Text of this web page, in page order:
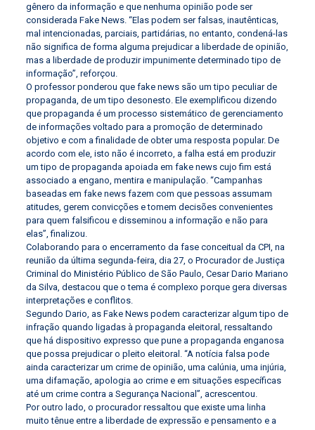
gênero da informação e que nenhuma opinião pode ser
considerada Fake News. “Elas podem ser falsas, inautênticas,
mal intencionadas, parciais, partidárias, no entanto, condená-las
não significa de forma alguma prejudicar a liberdade de opinião,
mas a liberdade de produzir impunimente determinado tipo de
informação”, reforçou.
O professor ponderou que fake news são um tipo peculiar de
propaganda, de um tipo desonesto. Ele exemplificou dizendo
que propaganda é um processo sistemático de gerenciamento
de informações voltado para a promoção de determinado
objetivo e com a finalidade de obter uma resposta popular. De
acordo com ele, isto não é incorreto, a falha está em produzir
um tipo de propaganda apoiada em fake news cujo fim está
associado a engano, mentira e manipulação. “Campanhas
baseadas em fake news fazem com que pessoas assumam
atitudes, gerem convicções e tomem decisões convenientes
para quem falsificou e disseminou a informação e não para
elas”, finalizou.
Colaborando para o encerramento da fase conceitual da CPI, na
reunião da última segunda-feira, dia 27, o Procurador de Justiça
Criminal do Ministério Público de São Paulo, Cesar Dario Mariano
da Silva, destacou que o tema é complexo porque gera diversas
interpretações e conflitos.
Segundo Dario, as Fake News podem caracterizar algum tipo de
infração quando ligadas à propaganda eleitoral, ressaltando
que há dispositivo expresso que pune a propaganda enganosa
que possa prejudicar o pleito eleitoral. “A notícia falsa pode
ainda caracterizar um crime de opinião, uma calúnia, uma injúria,
uma difamação, apologia ao crime e em situações específicas
até um crime contra a Segurança Nacional”, acrescentou.
Por outro lado, o procurador ressaltou que existe uma linha
muito tênue entre a liberdade de expressão e pensamento e a